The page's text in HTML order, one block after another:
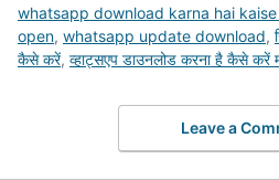
whatsapp download karna hai
open, whatsapp update download,
कैसे करें, व्हाट्सएप डाउनलोड करना है कैसे करें
Leave a